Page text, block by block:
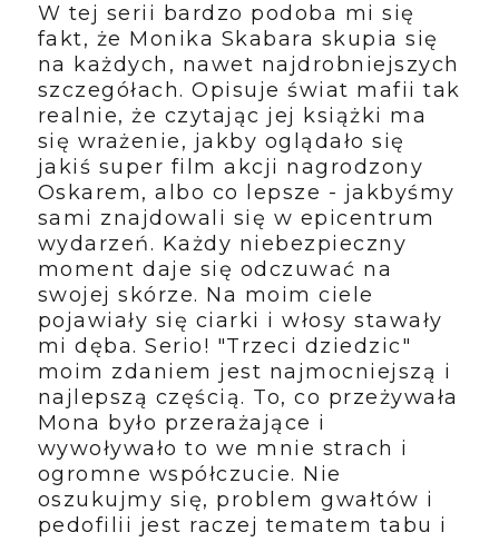
W tej serii bardzo podoba mi się
fakt, że Monika Skabara skupia się
na każdych, nawet najdrobniejszych
szczegółach. Opisuje świat mafii tak
realnie, że czytając jej książki ma
się wrażenie, jakby oglądało się
jakiś super film akcji nagrodzony
Oskarem, albo co lepsze - jakbyśmy
sami znajdowali się w epicentrum
wydarzeń. Każdy niebezpieczny
moment daje się odczuwać na
swojej skórze. Na moim ciele
pojawiały się ciarki i włosy stawały
mi dęba. Serio! "Trzeci dziedzic"
moim zdaniem jest najmocniejszą i
najlepszą częścią. To, co przeżywała
Mona było przerażające i
wywoływało to we mnie strach i
ogromne współczucie. Nie
oszukujmy się, problem gwałtów i
pedofilii jest raczej tematem tabu i